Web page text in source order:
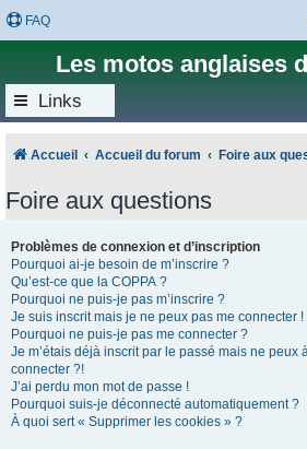
FAQ
Les motos anglaises
Links
Accueil Accueil du forum Foire aux
Foire aux questions
Problèmes de connexion et d’inscription
Pourquoi ai-je besoin de m’inscrire ?
Qu’est-ce que la COPPA ?
Pourquoi ne puis-je pas m’inscrire ?
Je suis inscrit mais je ne peux pas me connecter !
Pourquoi ne puis-je pas me connecter ?
Je m’étais déjà inscrit par le passé mais ne peux
connecter ?!
J’ai perdu mon mot de passe !
Pourquoi suis-je déconnecté automatiquement ?
À quoi sert « Supprimer les cookies » ?